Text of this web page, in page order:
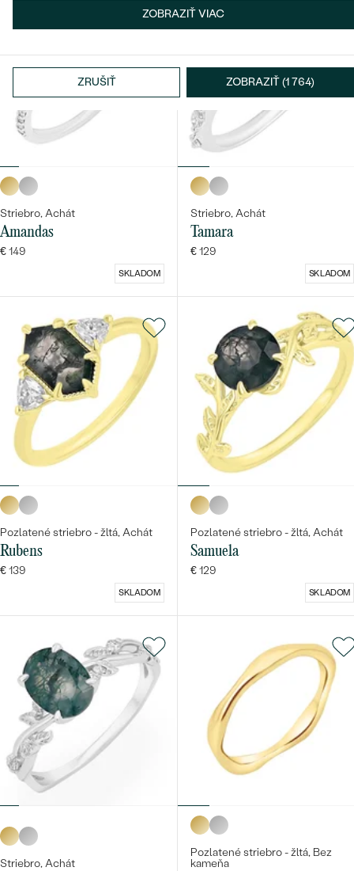
ZOBRAZIŤ VIAC
ZRUŠIŤ ZOBRAZIŤ (1 764)
Striebro, Achát
Amandas
€ 149
SKLADOM
Striebro, Achát
Tamara
€ 129
SKLADOM
Pozlatené striebro - žltá, Achát
Rubens
€ 139
SKLADOM
Pozlatené striebro - žltá, Achát
Samuela
€ 129
SKLADOM
Striebro, Achát
Pozlatené striebro - žltá, Bez
kameňa